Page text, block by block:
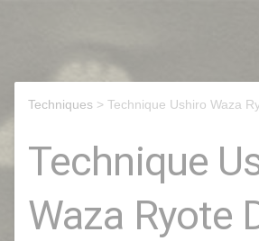
Techniques > Technique Ushiro Waza
Technique
Waza Ryote